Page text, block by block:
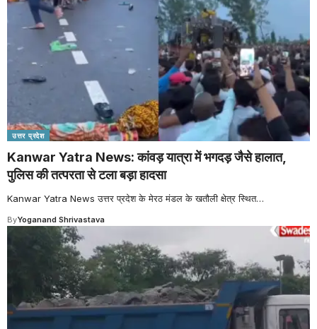
उत्तर प्रदेश
Kanwar Yatra News: कांवड़ यात्रा में भगदड़ जैसे हालात,
पुलिस की तत्परता से टला बड़ा हादसा
Kanwar Yatra News उत्तर प्रदेश के मेरठ मंडल के खतौली क्षेत्र स्थित…
ByYoganand Shrivastava